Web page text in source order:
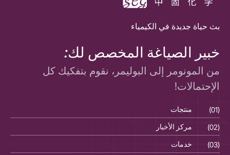
بث حياة جديدة في الكيمياء
خبير الصياغة المخصص لك:
من المونومر إلى البوليمر، نقوم بتفكيك كل
الإحتمالات!
(01) منتجات
(02)
مركز الأخبار
(03)
خدمات